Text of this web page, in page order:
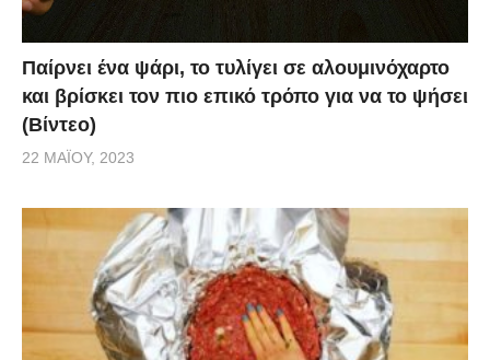
Παίρνει ένα ψάρι, το τυλίγει σε αλουμινόχαρτο
και βρίσκει τον πιο επικό τρόπο για να το ψήσει
(Βίντεο)
22 ΜΑΪ́ΟΥ, 2023